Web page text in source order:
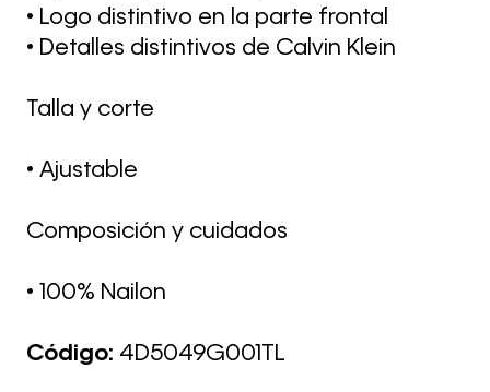
• Logo distintivo en la parte frontal
• Detalles distintivos de Calvin Klein
Talla y corte
• Ajustable
Composición y cuidados
• 100% Nailon
Código: 4D5049G001TL